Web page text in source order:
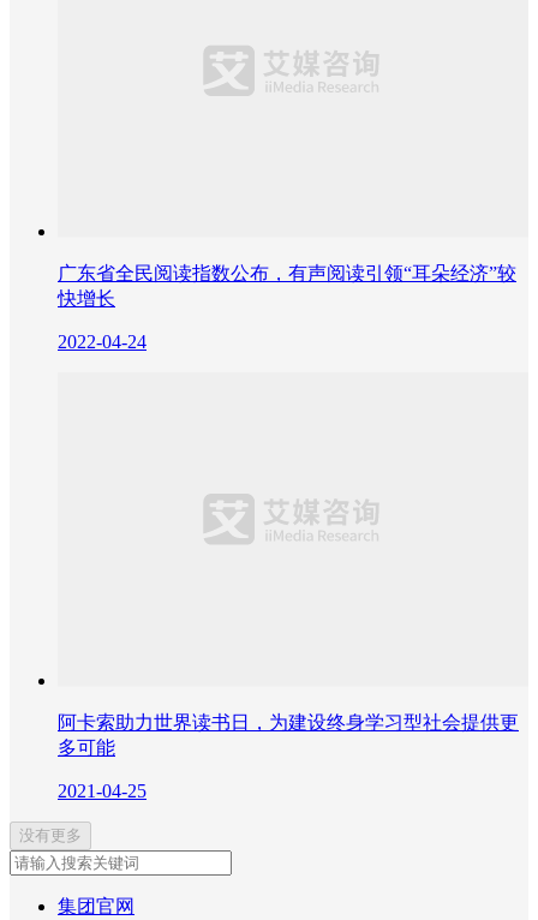
广东省全民阅读指数公布，有声阅读引领“耳朵经济”较
快增长
2022-04-24
阿卡索助力世界读书日，为建设终身学习型社会提供更
多可能
2021-04-25
没有更多
集团官网